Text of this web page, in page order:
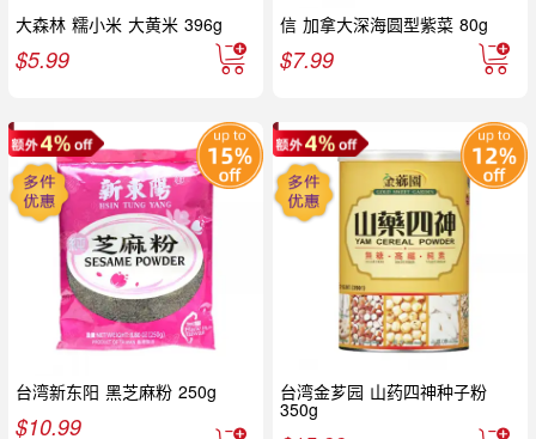
大森林 糯小米 大黄米 396g
$5.99
信 加拿大深海圆型紫菜 80g
$7.99
台湾新东阳 黑芝麻粉 250g
$10.99
台湾金芗园 山药四神种子粉
350g